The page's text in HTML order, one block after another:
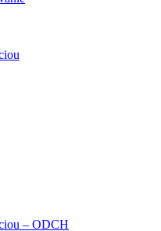
– ODCH